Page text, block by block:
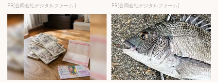
PR(合同会社デジタルファーム ) PR(合同会社デジタルファーム)